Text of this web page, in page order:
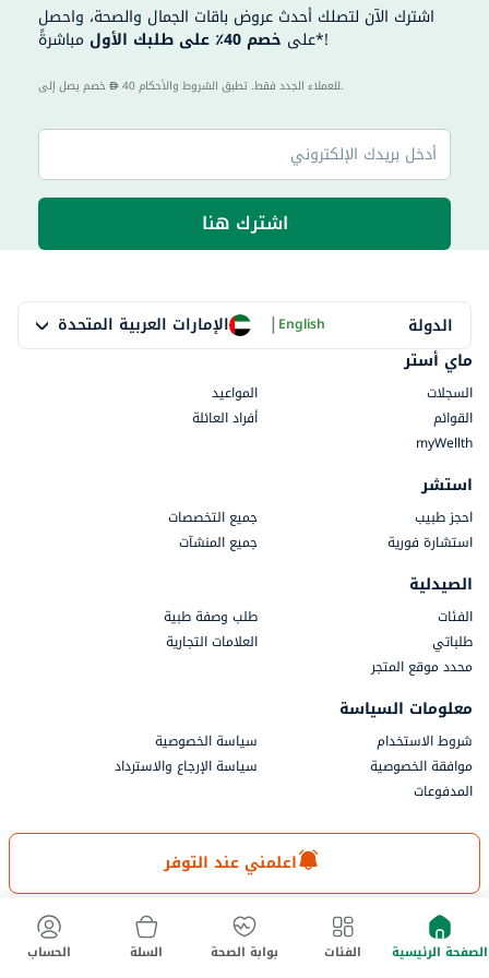
اعلمني عند التوفر
اشترك الآن لتصلك أحدث عروض باقات الجمال والصحة، واحصل
على خصم 40٪ على طلبك الأول مباشرةً*!
40 للعملاء الجدد فقط. تطبق الشروط والأحكام.
اشترك هنا
الدولة الإمارات العربية المتحدة |English
ماي أستر
السجلات
المواعيد
القوائم
أفراد العائلة
myWellth
استشر
احجز طبيب
جميع التخصصات
استشارة فورية
جميع المنشآت
الصيدلية
الفئات
طلب وصفة طبية
طلباتي
العلامات التجارية
محدد موقع المتجر
معلومات السياسة
شروط الاستخدام
سياسة الخصوصية
موافقة الخصوصية
سياسة الإرجاع والاسترداد
المدفوعات
جزء من أستر دي إم للرعاية الصحية
الصفحة الرئيسية الفئات بوابة الصحة السلة الحساب